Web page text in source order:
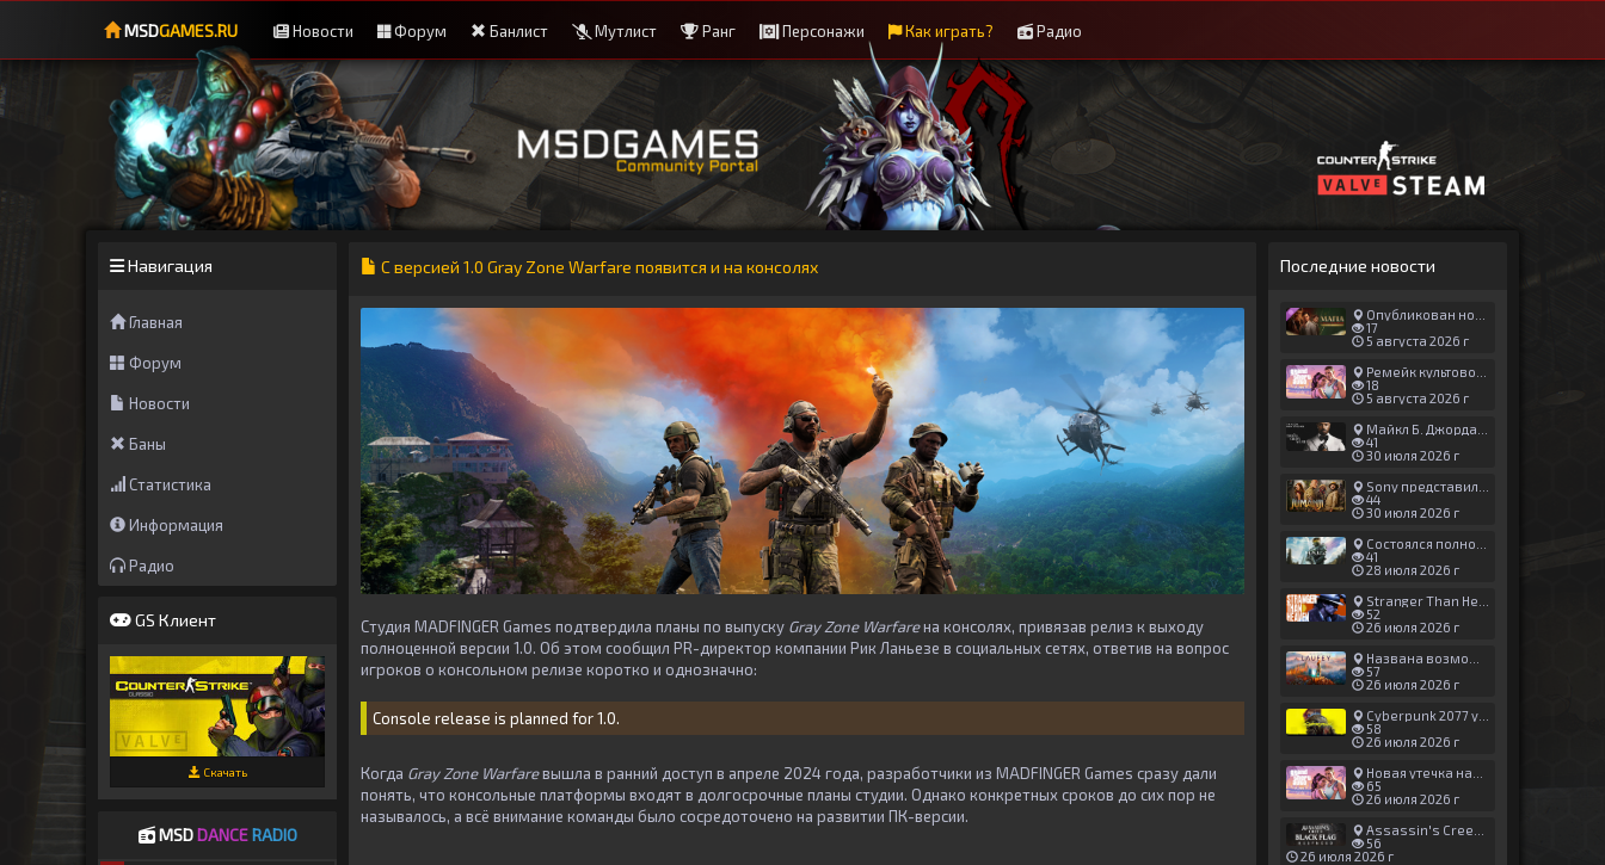
MSDGAMES.RU Новости Форум Банлист Мутлист Ранг Персонажи Как играть? Радио
Навигация
Главная
Форум
Новости
Баны
Статистика
Информация
Радио
GS Клиент
Скачать
MSDDANCE RADIO
С версией 1.0 Gray Zone Warfare появится и на консолях
Студия MADFINGER Games подтвердила планы по выпуску Gray Zone Warfareна консолях, привязав релиз к выходу
полноценной версии 1.0. Об этом сообщил PR-директор компании Рик Ланьезе в социальных сетях, ответив на вопрос
игроков о консольном релизе коротко и однозначно:
Console release is planned for 1.0.
Когда Gray Zone Warfareвышла в ранний доступ в апреле 2024 года, разработчики из MADFINGER Games сразу дали
понять, что консольные платформы входят в долгосрочные планы студии. Однако конкретных сроков до сих пор не
называлось, а всё внимание команды было сосредоточено на развитии ПК-версии.
Последние новости
Опубликован новый геймплей Man of Honor для Mafia: The Old Country
17
5 августа 2026 г
Ремейк культовой японской игры задержали ради выхода GTA 6
18
5 августа 2026 г
Майкл Б. Джордан сыграл главную роль в новой «Афере Томаса Крауна»
41
30 июля 2026 г
Sony представила трейлер новой части «Джуманджи»
44
30 июля 2026 г
Состоялся полноценный релиз Halo: Campaign Evolved
41
28 июля 2026 г
Stranger Than Heaven получила новый трейлер с акцентом на жестокие драки
52
26 июля 2026 г
Названа возможная дата выхода God of War: Laufey — 16 февраля 2027 года
57
26 июля 2026 г
Cyberpunk 2077 установила новый рекорд: 1,5 млрд загрузок модов, в топе — контент 18+
58
26 июля 2026 г
Новая утечка намекает на выход третьего трейлера GTA 6 уже 7 августа
65
26 июля 2026 г
Assassin's Creed Black Flag Resynced может позаимствовать систему испытаний у Mirage
56
26 июля 2026 г